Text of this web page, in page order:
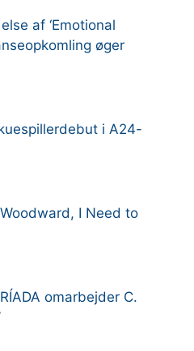
af ‘Emotional
øger
i A24-
I Need to
omarbejder C.